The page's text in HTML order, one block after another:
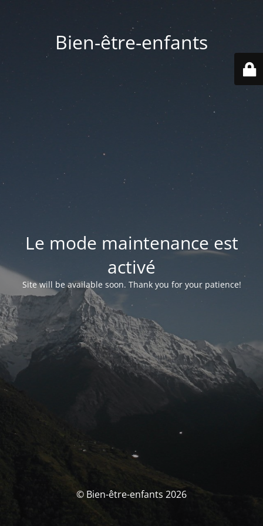
Bien-être-enfants
Le mode maintenance est
activé
Site will be available soon. Thank you for your patience!
© Bien-être-enfants 2026